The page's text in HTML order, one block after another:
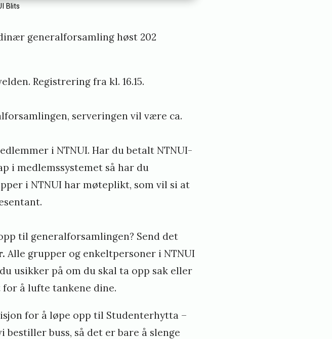
Blits
generalforsamling høst 202
Registrering fra kl. 16.15.
serveringen vil være ca.
i NTNUI. Har du betalt NTNUI-
i medlemssystemetså har du
i NTNUI har møteplikt, som vil si at
til generalforsamlingen? Send det
Alle grupper og enkeltpersoner i NTNUI
usikker på om du skal ta opp sak eller
å lufte tankene dine.
for å løpe opp til Studenterhytta –
bestiller buss, så det er bare å slenge